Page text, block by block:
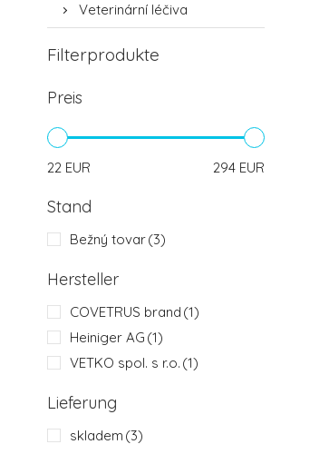
Veterinární léčiva
Filterprodukte
Preis
22 EUR 294 EUR
Stand
Bežný tovar(3)
Hersteller
COVETRUS brand (1)
Heiniger AG (1)
VETKO spol. s r.o. (1)
Lieferung
skladem (3)